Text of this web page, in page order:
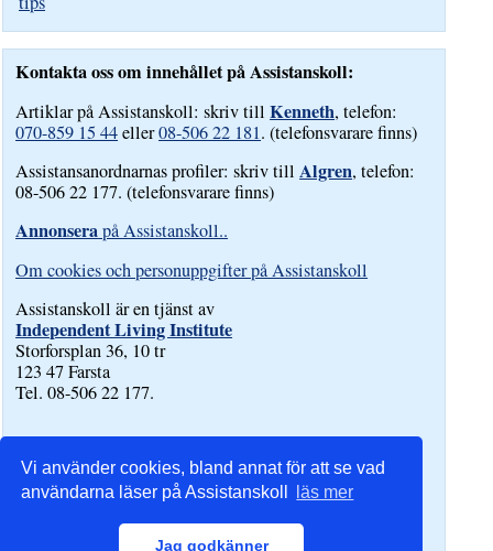
Vi använder cookies, bland annat för att se vad
användarna läser på Assistanskoll
läs mer
Jag godkänner
Kontakta oss om innehållet på Assistanskoll:
Artiklar på Assistanskoll: skriv tillKenneth, telefon:
070-859 15 44eller08-506 22 181. (telefonsvarare finns)
Assistansanordnarnas profiler: skriv tillAlgren, telefon:
08-506 22 177. (telefonsvarare finns)
Annonserapå Assistanskoll..
Om cookies och personuppgifter på Assistanskoll
Assistanskoll är en tjänst av
Independent Living Institute
Storforsplan 36, 10 tr
123 47 Farsta
Tel. 08-506 22 177.